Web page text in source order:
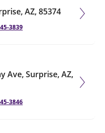
AZ, 85374
3839
Ave, Surprise, AZ,
3846